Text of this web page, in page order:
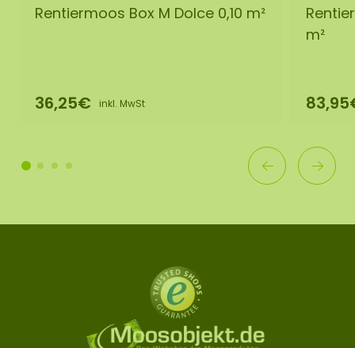
Rentiermoos Box M Dolce 0,10 m²
36,25€ inkl. MwSt
m²